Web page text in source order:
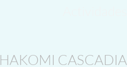
HAKOMI CASCADIA